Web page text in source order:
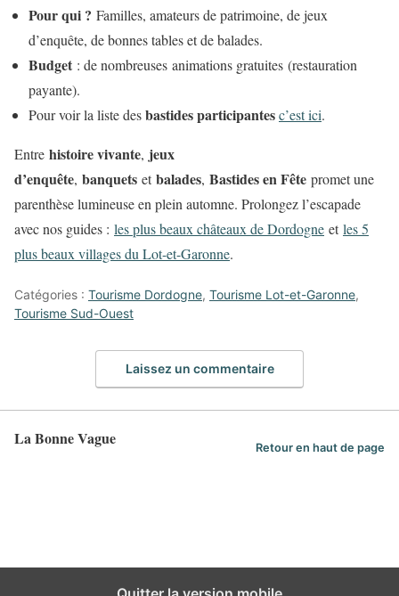
Pour qui ? Familles, amateurs de patrimoine, de jeux
d’enquête, de bonnes tables et de balades.
Budget : de nombreuses animations gratuites (restauration
payante).
Pour voir la liste desbastides participantesc’est ici.
Entre histoire vivante, jeux
d’enquête, banquets etbalades, Bastides en Fête promet une
parenthèse lumineuse en plein automne. Prolongez l’escapade
avec nos guides : les plus beaux châteaux de Dordogne etles 5
plus beaux villages du Lot-et-Garonne.
Catégories : Tourisme Dordogne, Tourisme Lot-et-Garonne,
Tourisme Sud-Ouest
Laissez un commentaire
La Bonne Vague Retour en haut de page